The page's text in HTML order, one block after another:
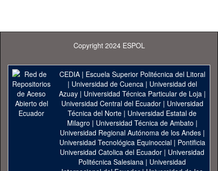
Copyright 2024 ESPOL
CEDIA| Escuela Superior Politécnica del Litoral
| Universidad de Cuenca| Universidad del
Azuay| Universidad Técnica Particular de Loja|
Universidad Central del Ecuador| Universidad
Técnica del Norte | Universidad Estatal de
Milagro | Universidad Técnica de Ambato |
Universidad Regional Autónoma de los Andes|
Universidad Tecnológica Equinoccial| Pontificia
Universidad Catolica del Ecuador | Universidad
Politécnica Salesiana | Universidad